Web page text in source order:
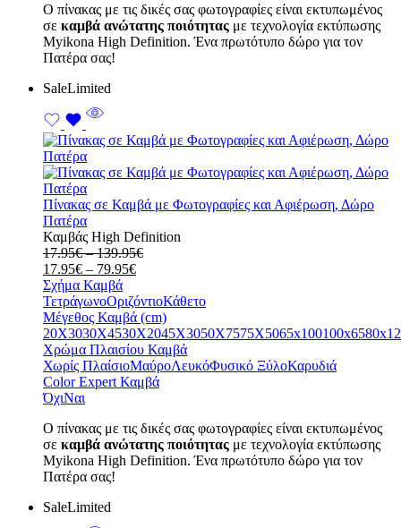
Ο πίνακας με τις δικές σας φωτογραφίες είναι εκτυπωμένος
σε καμβά ανώτατης ποιότητας με τεχνολογία εκτύπωσης
Myikona High Definition. Ένα πρωτότυπο δώρο για τον
Πατέρα σας!
SaleLimited
Πίνακας σε Καμβά με Φωτογραφίες και Αφιέρωση, Δώρο
Πατέρα
Καμβάς High Definition
17.95€ – 139.95€Price
through
139.95€
17.95€ – 79.95€Price
17.95€
through
79.95€
Σχήμα Καμβά
ΤετράγωνοΟριζόντιοΚάθετο
Μέγεθος Καμβά (cm)
20X3030X4530X2045X3050X7575X5065x100100x65
Χρώμα Πλαισίου Καμβά
Χωρίς ΠλαίσιοΜαύροΛευκόΦυσικό ΞύλοΚαρυδιά
Color Expert Καμβά
ΌχιΝαι
Ο πίνακας με τις δικές σας φωτογραφίες είναι εκτυπωμένος
σε καμβά ανώτατης ποιότητας με τεχνολογία εκτύπωσης
Myikona High Definition. Ένα πρωτότυπο δώρο για τον
Πατέρα σας!
SaleLimited